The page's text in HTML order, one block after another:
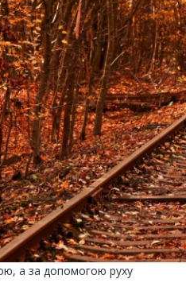
а за допомогою руху